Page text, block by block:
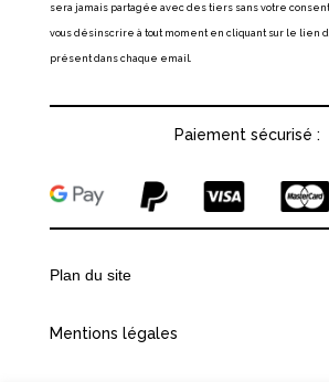
sera jamais partagée avec des tiers sans votre
vous désinscrire à tout moment en cliquant sur le lien
présent dans chaque email.
Paiement sécurisé :
Plan du site
Mentions légales